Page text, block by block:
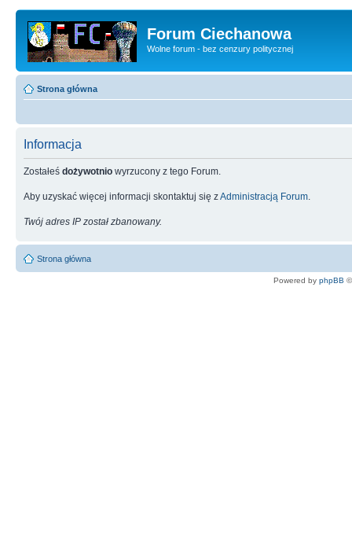
Forum Ciechanowa
Wolne forum - bez cenzury politycznej
Strona główna
Informacja
Zostałeś dożywotnio wyrzucony z tego Forum.
Aby uzyskać więcej informacji skontaktuj się zAdministracją Forum
Twój adres IP został zbanowany.
Strona główna
Powered by phpBB